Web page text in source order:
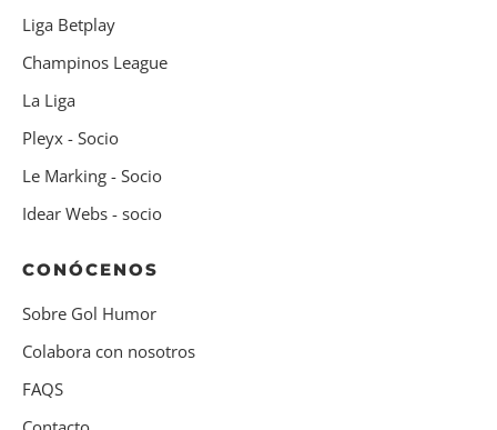
Liga Betplay
Champinos League
La Liga
Pleyx - Socio
Le Marking - Socio
Idear Webs - socio
CONÓCENOS
Sobre Gol Humor
Colabora con nosotros
FAQS